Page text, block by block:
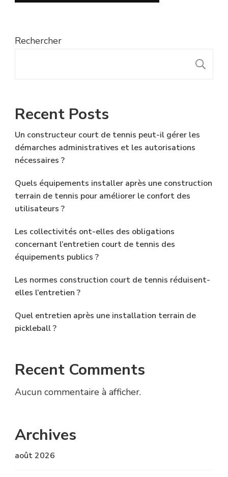
Rechercher
Recent Posts
Un constructeur court de tennis peut-il gérer les
démarches administratives et les autorisations
nécessaires ?
Quels équipements installer après une construction
terrain de tennis pour améliorer le confort des
utilisateurs ?
Les collectivités ont-elles des obligations
concernant l’entretien court de tennis des
équipements publics ?
Les normes construction court de tennis réduisent-
elles l’entretien ?
Quel entretien après une installation terrain de
pickleball ?
Recent Comments
Aucun commentaire à afficher.
Archives
août 2026